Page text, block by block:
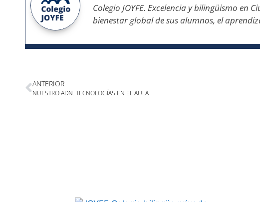
Colegio JOYFE. Excelencia y bilingüismo en
bienestar global de sus alumnos, el
ANTERIOR
NUESTRO ADN. TECNOLOGÍAS EN EL AULA